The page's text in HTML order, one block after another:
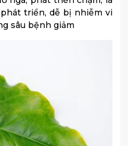
triển, dễ bị nhiễm vi
sâu bệnh giảm